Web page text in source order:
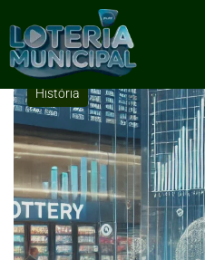
História